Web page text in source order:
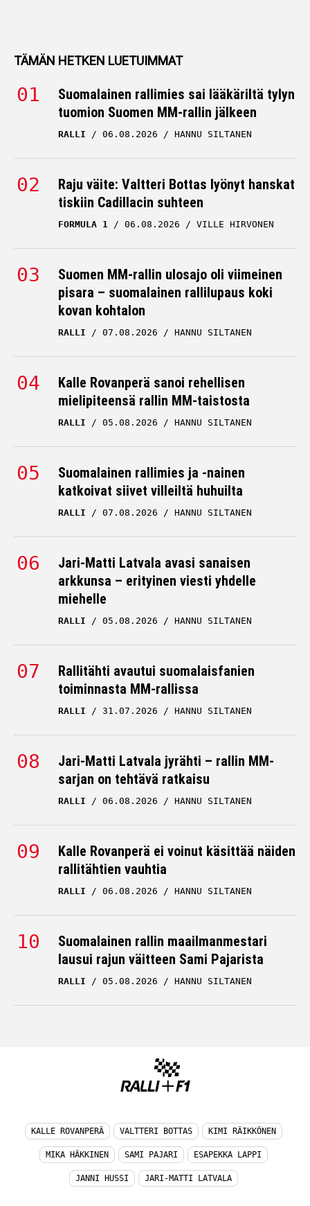
TÄMÄN HETKEN LUETUIMMAT
Suomalainen rallimies sai lääkäriltä tylyn
tuomion Suomen MM-rallin jälkeen
RALLI 06.08.2026 HANNU SILTANEN
Raju väite: Valtteri Bottas lyönyt hanskat
tiskiin Cadillacin suhteen
FORMULA 1 06.08.2026 VILLE HIRVONEN
Suomen MM-rallin ulosajo oli viimeinen
pisara – suomalainen rallilupaus koki
kovan kohtalon
RALLI 07.08.2026 HANNU SILTANEN
Kalle Rovanperä sanoi rehellisen
mielipiteensä rallin MM-taistosta
RALLI 05.08.2026 HANNU SILTANEN
Suomalainen rallimies ja -nainen
katkoivat siivet villeiltä huhuilta
RALLI 07.08.2026 HANNU SILTANEN
Jari-Matti Latvala avasi sanaisen
arkkunsa – erityinen viesti yhdelle
miehelle
RALLI 05.08.2026 HANNU SILTANEN
Rallitähti avautui suomalaisfanien
toiminnasta MM-rallissa
RALLI 31.07.2026 HANNU SILTANEN
Jari-Matti Latvala jyrähti – rallin MM-
sarjan on tehtävä ratkaisu
RALLI 06.08.2026 HANNU SILTANEN
Kalle Rovanperä ei voinut käsittää näiden
rallitähtien vauhtia
RALLI 06.08.2026 HANNU SILTANEN
Suomalainen rallin maailmanmestari
lausui rajun väitteen Sami Pajarista
RALLI 05.08.2026 HANNU SILTANEN
KALLE ROVANPERÄ VALTTERI BOTTAS KIMI RÄIKKÖNEN
MIKA HÄKKINEN SAMI PAJARI ESAPEKKA LAPPI
JANNI HUSSI JARI-MATTI LATVALA